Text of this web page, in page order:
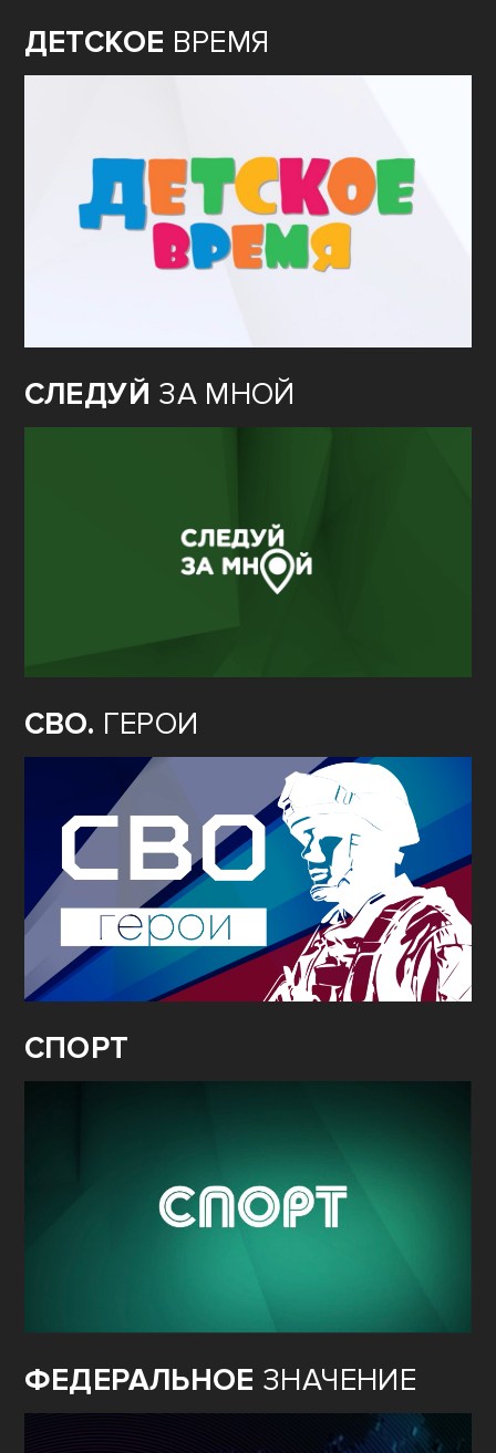
ДЕТСКОЕ ВРЕМЯ
СЛЕДУЙ ЗА МНОЙ
СВО. ГЕРОИ
СПОРТ
ФЕДЕРАЛЬНОЕ ЗНАЧЕНИЕ